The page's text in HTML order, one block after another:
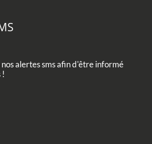
alertes sms afin d'être informé
!